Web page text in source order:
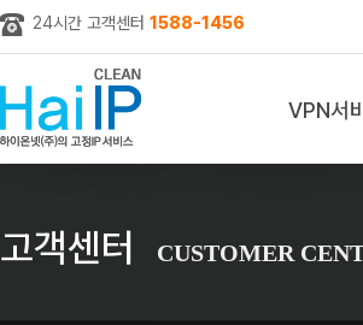
24시간 고객센터 1588-1456
VPN서
고객센터 CUSTOMER